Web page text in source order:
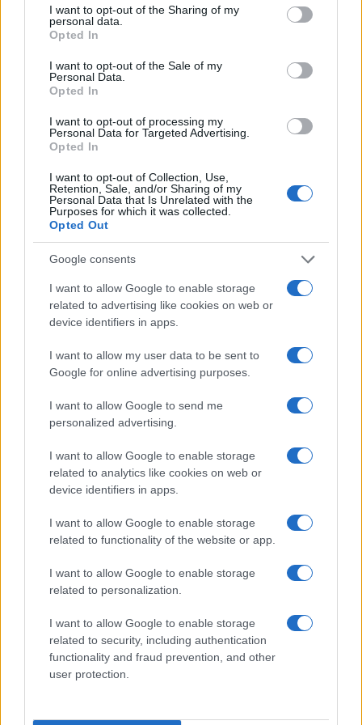
not limited to your visit or usage behaviour. You may click to
grant or deny consent to Google and its third-party tags to
use your data for below specified purposes in below Google
consent section.
I want to opt-out of the Sharing of my
personal data.
Opted In
I want to opt-out of the Sale of my
Personal Data.
Opted In
I want to opt-out of processing my
Personal Data for Targeted Advertising.
Opted In
I want to opt-out of Collection, Use,
Retention, Sale, and/or Sharing of my
Personal Data that Is Unrelated with the
Purposes for which it was collected.
Opted Out
Google consents
I want to allow Google to enable storage
related to advertising like cookies on web or
device identifiers in apps.
I want to allow my user data to be sent to
Google for online advertising purposes.
I want to allow Google to send me
personalized advertising.
I want to allow Google to enable storage
related to analytics like cookies on web or
device identifiers in apps.
I want to allow Google to enable storage
related to functionality of the website or app.
I want to allow Google to enable storage
related to personalization.
I want to allow Google to enable storage
related to security, including authentication
functionality and fraud prevention, and other
user protection.
Vuoi rimuovere le pubblicità nazionali?
Puoi abbonarti asoli € 1,10 al mese
cliccandoqui
Sei già abbonato?
Puoi effettuare l'accesso andando nella
sezioneLogindal menù del sito o
cliccandoqui